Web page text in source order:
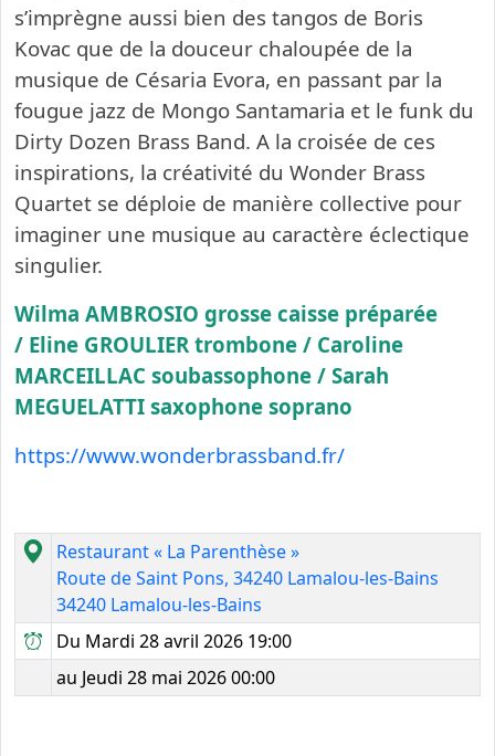
s’imprègne aussi bien des tangos de Boris
Kovac que de la douceur chaloupée de la
musique de Césaria Evora, en passant par la
fougue jazz de Mongo Santamaria et le funk du
Dirty Dozen Brass Band. A la croisée de ces
inspirations, la créativité du Wonder Brass
Quartet se déploie de manière collective pour
imaginer une musique au caractère éclectique
singulier.
Wilma AMBROSIO grosse caisse préparée
/ Eline GROULIER trombone / Caroline
MARCEILLAC soubassophone / Sarah
MEGUELATTI saxophone soprano
https://www.wonderbrassband.fr/
Restaurant « La Parenthèse »
Route de Saint Pons, 34240 Lamalou-les-Bains
34240 Lamalou-les-Bains
Du Mardi 28 avril 2026 19:00
au Jeudi 28 mai 2026 00:00